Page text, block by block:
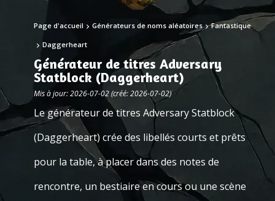
Page d'accueil Générateurs de noms aléatoires Fantastique
Daggerheart
Générateur de titres Adversary
Statblock (Daggerheart)
Mis à jour: 2026-07-02 (créé: 2026-07-02)
Le générateur de titres Adversary Statblock
(Daggerheart) crée des libellés courts et prêts
pour la table, à placer dans des notes de
rencontre, un bestiaire en cours ou une scène